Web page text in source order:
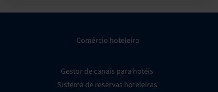
Comércio hoteleiro
Gestor de canais para hotéis
Sistema de reservas hoteleiras